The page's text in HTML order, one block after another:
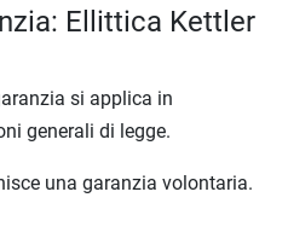
Ellittica Kettler
si applica in
generali di legge.
una garanzia volontaria.